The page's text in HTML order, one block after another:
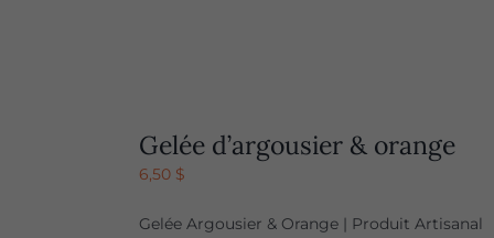
Gelée d’argousier & orange
6,50 $
Gelée Argousier & Orange | Produit Artisanal